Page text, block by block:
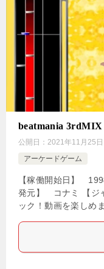
beatmania 3rdMIX
公開日： 2021年11月25日
アーケードゲーム
【稼働開始日】
発元】 コナミ 【ジ
ック！動画を楽しめ